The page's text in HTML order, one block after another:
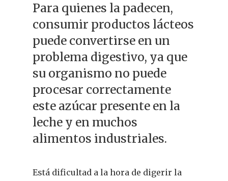
Para quienes la padecen,
consumir productos lácteos
puede convertirse en un
problema digestivo, ya que
su organismo no puede
procesar correctamente
este azúcar presente en la
leche y en muchos
alimentos industriales.
Está dificultad a la hora de digerir la